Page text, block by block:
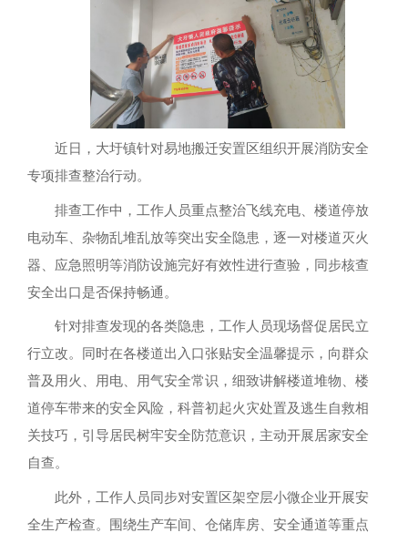
近日，大圩镇针对易地搬迁安置区组织开展消防安全
专项排查整治行动。
排查工作中，工作人员重点整治飞线充电、楼道停放
电动车、杂物乱堆乱放等突出安全隐患，逐一对楼道灭火
器、应急照明等消防设施完好有效性进行查验，同步核查
安全出口是否保持畅通。
针对排查发现的各类隐患，工作人员现场督促居民立
行立改。同时在各楼道出入口张贴安全温馨提示，向群众
普及用火、用电、用气安全常识，细致讲解楼道堆物、楼
道停车带来的安全风险，科普初起火灾处置及逃生自救相
关技巧，引导居民树牢安全防范意识，主动开展居家安全
自查。
此外，工作人员同步对安置区架空层小微企业开展安
全生产检查。围绕生产车间、仓储库房、安全通道等重点